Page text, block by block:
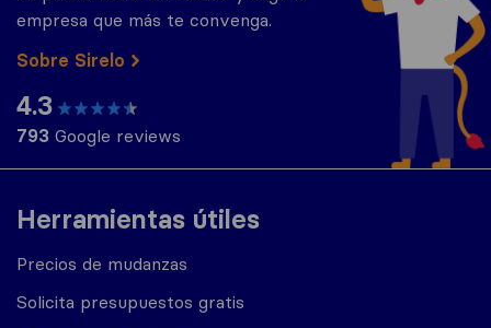
Herramientas útiles
Precios de mudanzas
Solicita presupuestos gratis
empresa que más te convenga.
Sobre Sirelo
4.3
793 Google reviews